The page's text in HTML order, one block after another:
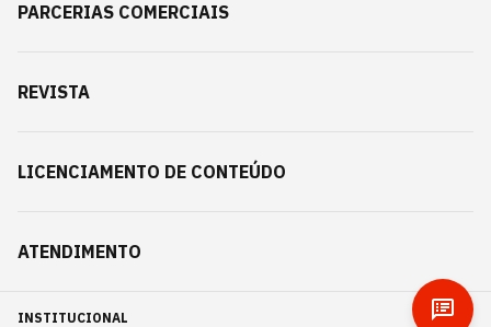
PARCERIAS COMERCIAIS
REVISTA
LICENCIAMENTO DE CONTEÚDO
ATENDIMENTO
INSTITUCIONAL